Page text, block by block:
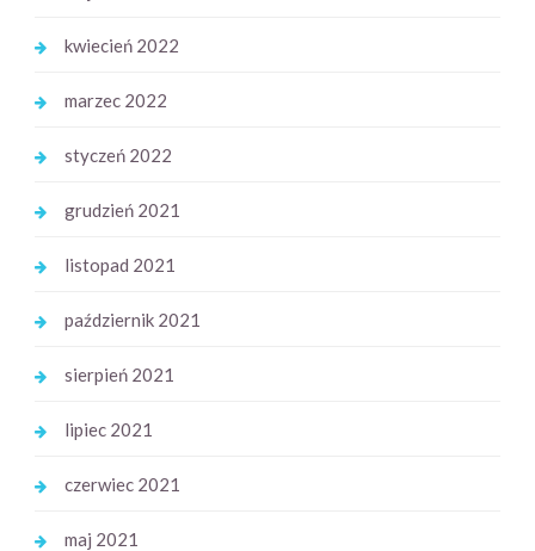
kwiecień 2022
marzec 2022
styczeń 2022
grudzień 2021
listopad 2021
październik 2021
sierpień 2021
lipiec 2021
czerwiec 2021
maj 2021